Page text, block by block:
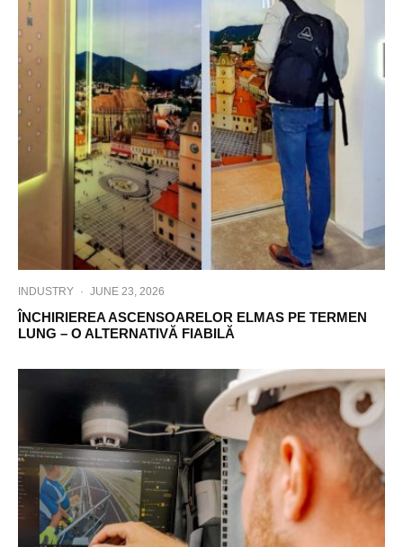
INDUSTRY · JUNE 23, 2026
ÎNCHIRIEREA ASCENSOARELOR ELMAS PE TERMEN
LUNG – O ALTERNATIVĂ FIABILĂ